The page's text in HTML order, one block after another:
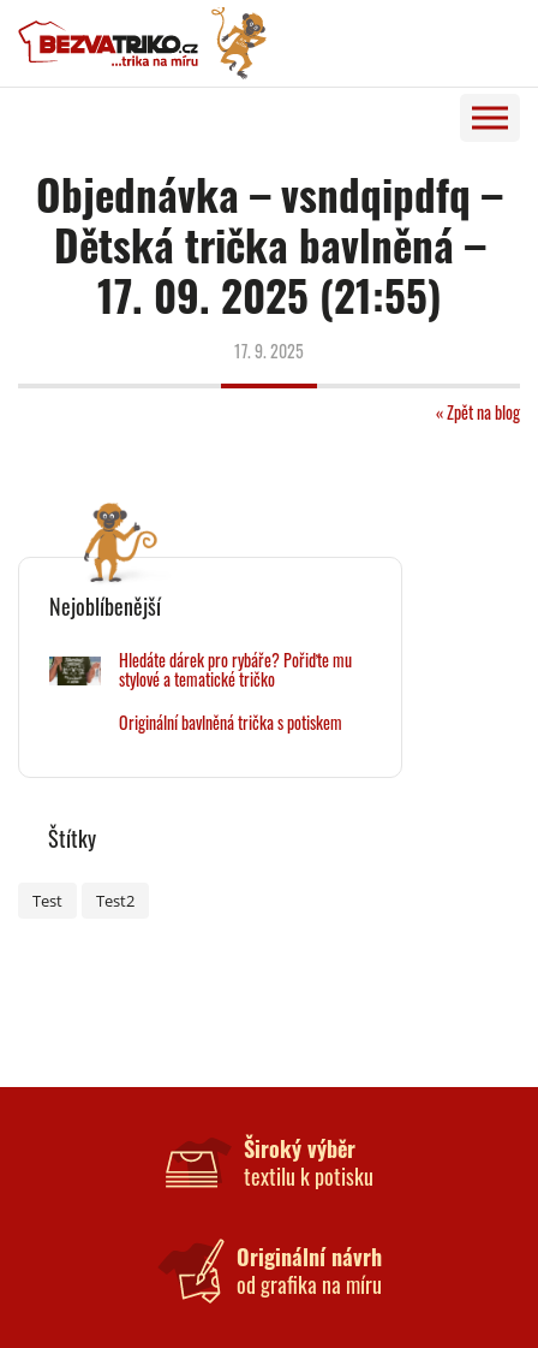
Objednávka – vsndqipdfq –
Dětská trička bavlněná –
17. 09. 2025 (21:55)
17. 9. 2025
« Zpět na blog
Nejoblíbenější
Hledáte dárek pro rybáře? Pořiďte mu
stylové a tematické tričko
Originální bavlněná trička s potiskem
Štítky
Test Test2
Široký výběr
textilu k potisku
Originální návrh
od grafika na míru